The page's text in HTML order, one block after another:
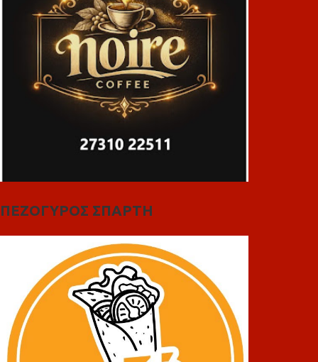
ΠΕΖΟΓΥΡΟΣ ΣΠΑΡΤΗ